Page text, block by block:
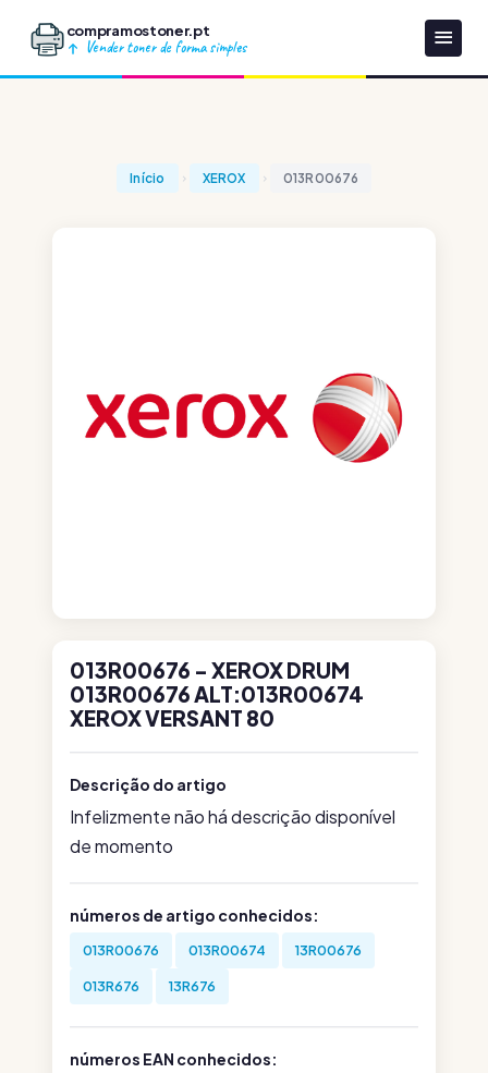
compramostoner.pt
Vender toner de forma simples
Início XEROX 013R00676
013R00676 - XEROX DRUM
013R00676 ALT:013R00674
XEROX VERSANT 80
Descrição do artigo
Infelizmente não há descrição disponível
de momento
números de artigo conhecidos:
013R00676 013R00674 13R00676
013R676 13R676
números EAN conhecidos: